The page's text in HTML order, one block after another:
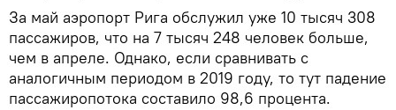
За май аэропорт Рига обслужил уже 10 тысяч 308
пассажиров, что на 7 тысяч 248 человек больше,
чем в апреле. Однако, если сравнивать с
аналогичным периодом в 2019 году, то тут падение
пассажиропотока составило 98,6 процента.